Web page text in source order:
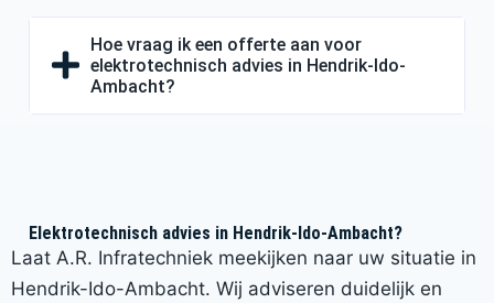
Hoe vraag ik een offerte aan voor
elektrotechnisch advies in Hendrik-Ido-
Ambacht?
Elektrotechnisch advies in Hendrik-Ido-Ambacht?
Laat A.R. Infratechniek meekijken naar uw situatie in
Hendrik-Ido-Ambacht. Wij adviseren duidelijk en